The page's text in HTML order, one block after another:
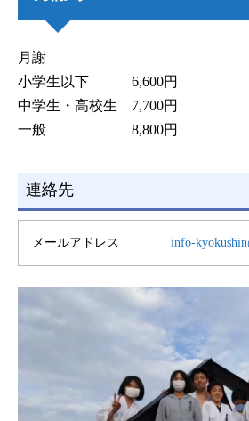
月謝
小学生以下 6,600円
中学生・高校生 7,700円
一般 8,800円
連絡先
メールアドレス info-